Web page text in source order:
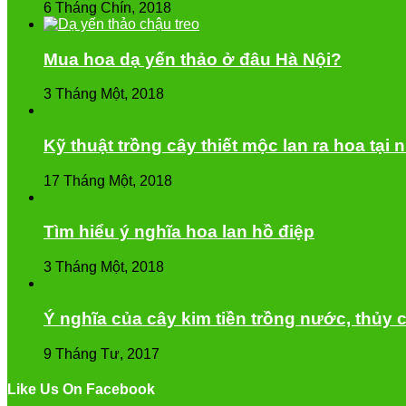
6 Tháng Chín, 2018
Mua hoa dạ yến thảo ở đâu Hà Nội?
3 Tháng Một, 2018
Kỹ thuật trồng cây thiết mộc lan ra hoa tại
17 Tháng Một, 2018
Tìm hiểu ý nghĩa hoa lan hồ điệp
3 Tháng Một, 2018
Ý nghĩa của cây kim tiền trồng nước, thủy
9 Tháng Tư, 2017
Like Us On Facebook